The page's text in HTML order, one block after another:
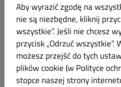
Streitbeilegung:
https://ec.europa.eu/
Aby wyrazić zgodę na
nie są niezbędne, kliknij
wszystkie”. Jeśli nie chcesz
przycisk „Odrzuć wszystkie”.
możesz przejść do tych
plików cookie (w Polityce
stopce naszej strony